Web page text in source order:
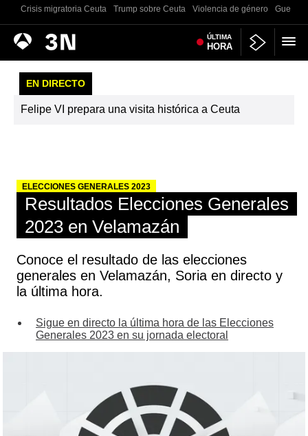
Crisis migratoria Ceuta Trump sobre Ceuta Violencia de género Guerra
Antena
3
Noticias ÚLTIMA
HORA
EN DIRECTO
Felipe VI prepara una visita histórica a Ceuta
ELECCIONES GENERALES 2023
Resultados Elecciones Generales
2023 en Velamazán
Conoce el resultado de las elecciones
generales en Velamazán, Soria en directo y
la última hora.
Sigue en directo la última hora de las Elecciones
Generales 2023 en su jornada electoral